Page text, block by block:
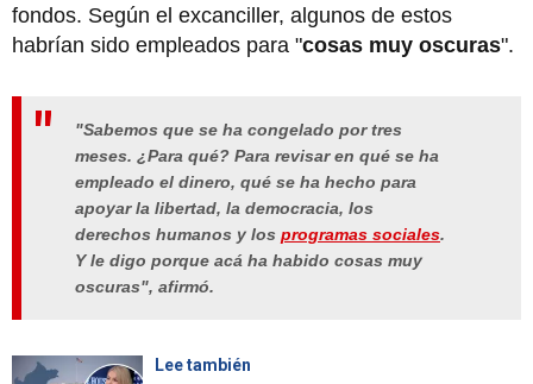
fondos. Según el excanciller, algunos de estos
habrían sido empleados para "cosas muy oscuras".
"Sabemos que se ha congelado por tres
meses. ¿Para qué? Para revisar en qué se ha
empleado el dinero, qué se ha hecho para
apoyar la libertad, la democracia, los
derechos humanos y los programas sociales.
Y le digo porque acá ha habido cosas muy
oscuras", afirmó.
Lee también